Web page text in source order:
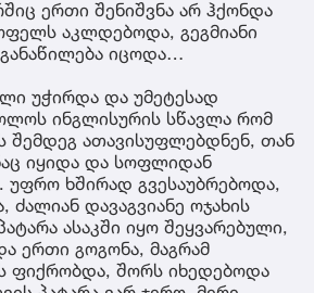
ერთი შენიშვნა არ ჰქონდა
აკლდებოდა, გეგმიანი
იცოდა…
უჭირდა და უმეტესად
ინგლისურის სწავლა რომ
შემდეგ ათავისუფლებდნენ, თან
იყიდა და სოფლიდან
ხშირად გვესაუბრებოდა,
ძალიან დავაგვიანე ოჯახის
ასაკში იყო შეყვარებული,
ერთი გოგონა, მაგრამ
ფიქრობდა, შორს იხედებოდა